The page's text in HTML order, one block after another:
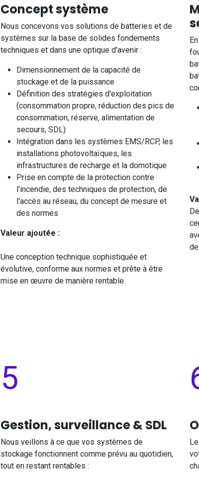
Concept système
Nous concevons vos solutions de batteries et de
systèmes sur la base de solides fondements
techniques et dans une optique d'avenir :
Dimensionnement de la capacité de
stockage et de la puissance
Définition des stratégies d'exploitation
(consommation propre, réduction des pics de
consommation, réserve, alimentation de
secours, SDL)
Intégration dans les systèmes EMS/RCP, les
installations photovoltaïques, les
infrastructures de recharge et la domotique
Prise en compte de la protection contre
l'incendie, des techniques de protection, de
l'accès au réseau, du concept de mesure et
des normes
Valeur ajoutée :
Une conception technique sophistiquée et
évolutive, conforme aux normes et prête à être
mise en œuvre de manière rentable.
5​
Gestion, surveillance & SDL
Nous veillons à ce que vos systèmes de
stockage fonctionnent comme prévu au quotidien,
tout en restant rentables :